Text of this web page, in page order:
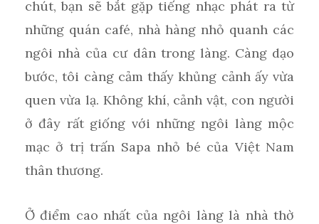
chút, bạn sẽ bắt gặp tiếng nhạc phát ra từ
những quán café, nhà hàng nhỏ quanh các
ngôi nhà của cư dân trong làng. Càng dạo
bước, tôi càng cảm thấy khủng cảnh ấy vừa
quen vừa lạ. Không khí, cảnh vật, con người
ở đây rất giống với những ngôi làng mộc
mạc ở trị trấn Sapa nhỏ bé của Việt Nam
thân thương.
Ở điểm cao nhất của ngôi làng là nhà thờ